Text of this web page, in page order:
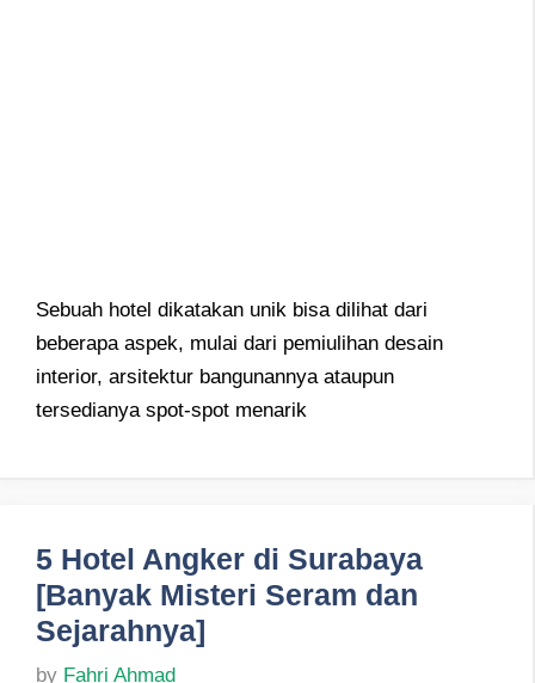
Sebuah hotel dikatakan unik bisa dilihat dari
beberapa aspek, mulai dari pemiulihan desain
interior, arsitektur bangunannya ataupun
tersedianya spot-spot menarik
5 Hotel Angker di Surabaya
[Banyak Misteri Seram dan
Sejarahnya]
by Fahri Ahmad